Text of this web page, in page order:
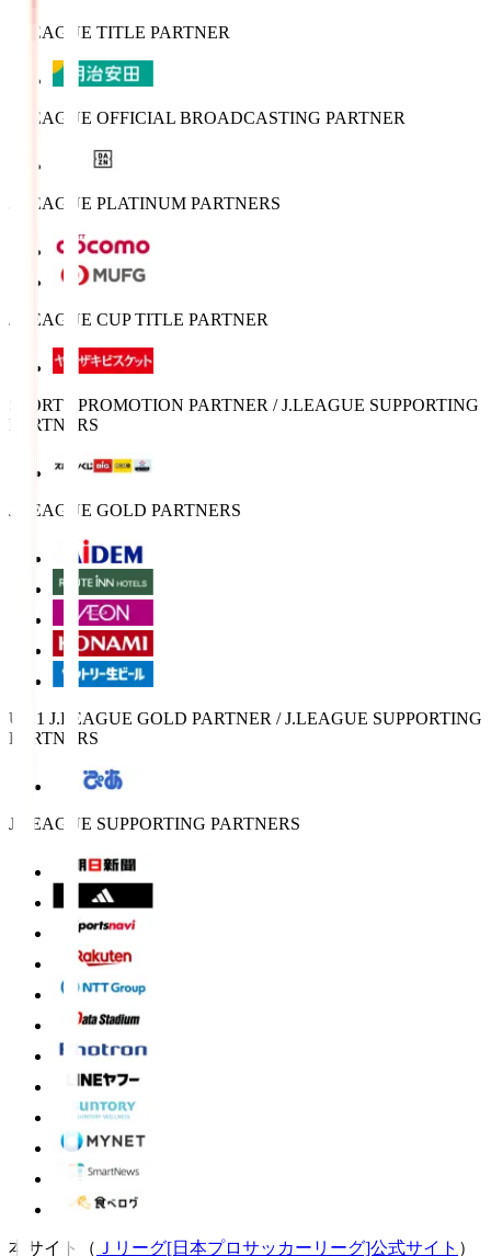
J.LEAGUE TITLE PARTNER
J.LEAGUE OFFICIAL BROADCASTING PARTNER
J.LEAGUE PLATINUM PARTNERS
J.LEAGUE CUP TITLE PARTNER
SPORTS PROMOTION PARTNER / J.LEAGUE SUPPORTING
PARTNERS
J.LEAGUE GOLD PARTNERS
U-21 J.LEAGUE GOLD PARTNER / J.LEAGUE SUPPORTING
PARTNERS
J.LEAGUE SUPPORTING PARTNERS
本サイト（ Ｊリーグ[日本プロサッカーリーグ]公式サイト ）